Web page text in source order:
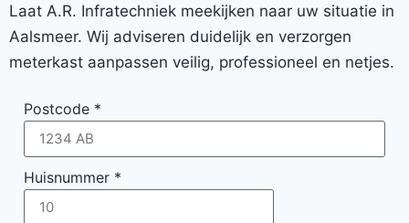
Laat A.R. Infratechniek meekijken naar uw situatie in
Aalsmeer. Wij adviseren duidelijk en verzorgen
meterkast aanpassen veilig, professioneel en netjes.
Postcode *
Huisnummer *